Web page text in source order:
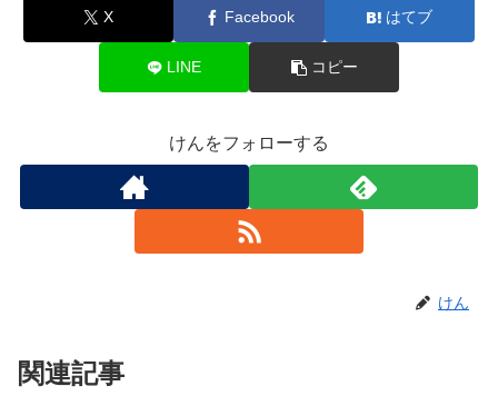
X Facebook はてブ
LINE コピー
けんをフォローする
けん
関連記事